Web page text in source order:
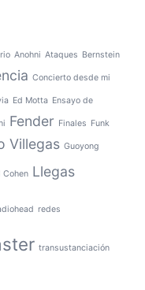
Anohni Ataques Bernstein
Concierto desde mi
Ed Motta Ensayo de
Fender Finales Funk
Villegas Guoyong
Cohen Llegas
redes
transustanciación